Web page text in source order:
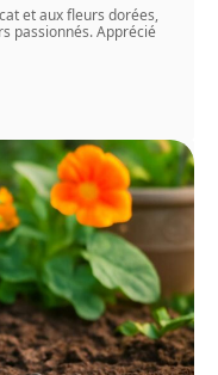
et aux fleurs dorées,
passionnés. Apprécié